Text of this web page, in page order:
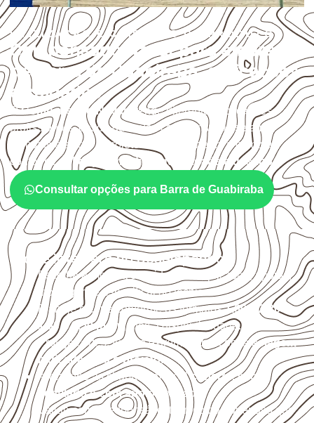
UTILIZAÇÃO E CUIDADOS DO PRODUTO
Compensado Naval para empresas
de Barra de Guabiraba: aplicações
e cuidados
OCompensado Navalatende diferentes aplicações
profissionais, desde que suas características sejam
compatíveis com o projeto. A Infinity orienta a compra
conformeaplicação, medida, quantidade e destino.
Consultar opções para Barra de Guabiraba
O que interfere no desempenho
Escolha a medida considerando aplicação, apoios,
montagem e especificação técnica.
Planeje o corte conforme os formatos1,60 × 2,20 m e
1,60 × 2,50 m, sujeitos à disponibilidade.
Proteja cortes, furos e extremidades com aselagem
indicada para o projeto.
Armazene as chapas em localcoberto, seco,
ventilado e com apoio nivelado
Valide com o responsável técnico qualquer uso que